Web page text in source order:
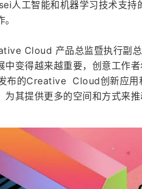
人工智能和机器学习技术支持
Cloud 产品总监暨执行副
中变得越来越重要，创意工作
布的Creative  Cloud创新应
为其提供更多的空间和方式来